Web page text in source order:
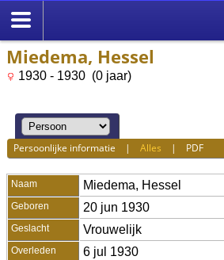
Miedema, Hessel
1930 - 1930 (0 jaar)
Persoonlijke informatie |Alles | PDF
Naam Miedema, Hessel
Geboren 20 jun 1930
Geslacht Vrouwelijk
Overleden 6 jul 1930